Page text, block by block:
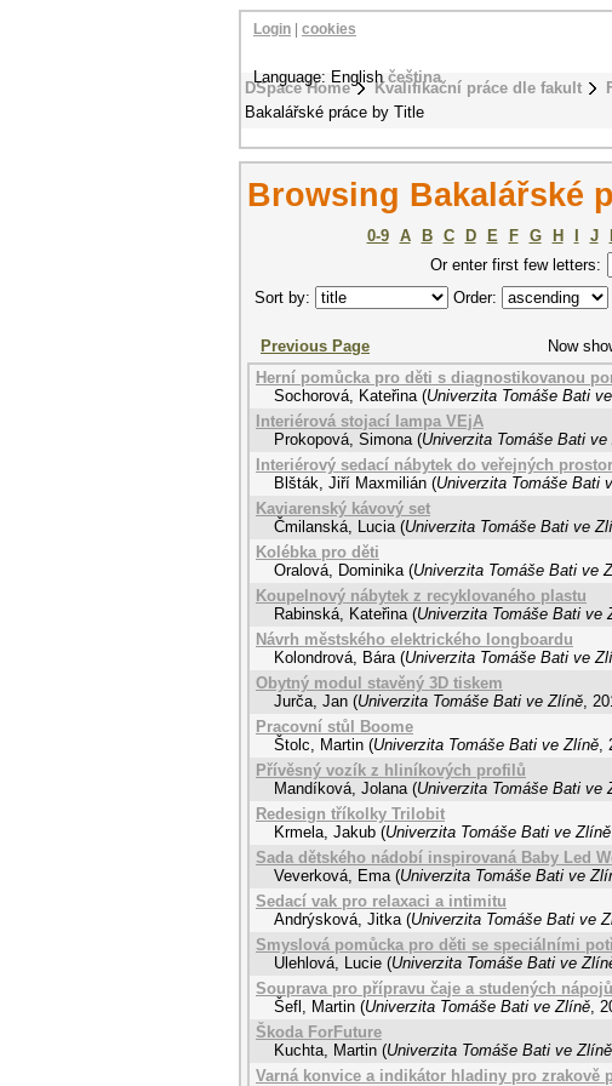
DSpace Home Kvalifikační práce dle fakult
Bakalářské práce by Title
Login cookies
Language: Englishčeština
Browsing Bakalářské
0-9 A B C D E F G H J
Or enter first few letters:
Sort by:
Order:
Previous Page
Now
Herní pomůcka pro děti s diagnostikovanou
Sochorová, Kateřina (Univerzita Tomáše Bati
Interiérová stojací lampa VEjA
Prokopová, Simona (Univerzita Tomáše Bati ve
Interiérový sedací nábytek do veřejných prostor
Blšták, Jiří Maxmilián (Univerzita Tomáše Bati
Kaviarenský kávový set
Čmilanská, Lucia (Univerzita Tomáše Bati ve
Kolébka pro děti
Oralová, Dominika (Univerzita Tomáše Bati ve
Koupelnový nábytek z recyklovaného plastu
Rabinská, Kateřina (Univerzita Tomáše Bati ve
Návrh městského elektrického longboardu
Kolondrová, Bára (Univerzita Tomáše Bati ve
Obytný modul stavěný 3D tiskem
Jurča, Jan (Univerzita Tomáše Bati ve Zlíně,
Pracovní stůl Boome
Štolc, Martin (Univerzita Tomáše Bati ve Zlíně,
Přívěsný vozík z hliníkových profilů
Mandíková, Jolana (Univerzita Tomáše Bati ve
Redesign tříkolky Trilobit
Krmela, Jakub (Univerzita Tomáše Bati ve Zlíně
Sada dětského nádobí inspirovaná Baby Led
Veverková, Ema (Univerzita Tomáše Bati ve
Sedací vak pro relaxaci a intimitu
Andrýsková, Jitka (Univerzita Tomáše Bati ve
Smyslová pomůcka pro děti se speciálními
Ulehlová, Lucie (Univerzita Tomáše Bati ve
Souprava pro přípravu čaje a studených nápojů
Šefl, Martin (Univerzita Tomáše Bati ve Zlíně,
Škoda ForFuture
Kuchta, Martin (Univerzita Tomáše Bati ve Zlíně
Varná konvice a indikátor hladiny pro zrakově